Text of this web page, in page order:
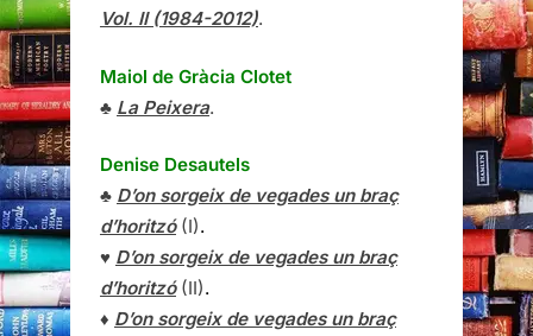
Vol. II (1984-2012).
Maiol de Gràcia Clotet
♣ La Peixera.
Denise Desautels
♣ D’on sorgeix de vegades un braç
d’horitzó(I).
♥ D’on sorgeix de vegades un braç
d’horitzó(II).
♦ D’on sorgeix de vegades un braç